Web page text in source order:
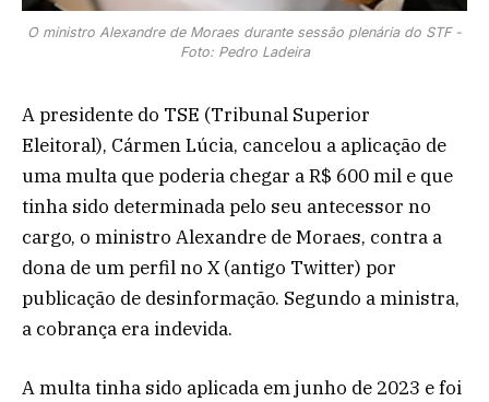
O ministro Alexandre de Moraes durante sessão plenária do STF -
Foto: Pedro Ladeira
A presidente do TSE (Tribunal Superior
Eleitoral), Cármen Lúcia, cancelou a aplicação de
uma multa que poderia chegar a R$ 600 mil e que
tinha sido determinada pelo seu antecessor no
cargo, o ministro Alexandre de Moraes, contra a
dona de um perfil no X (antigo Twitter) por
publicação de desinformação. Segundo a ministra,
a cobrança era indevida.
A multa tinha sido aplicada em junho de 2023 e foi